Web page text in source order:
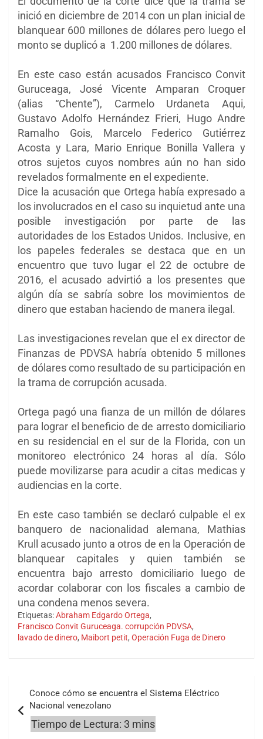
inició en diciembre de 2014 con un plan inicial de
blanquear 600 millones de dólares pero luego el
monto se duplicó a 1.200 millones de dólares.
En este caso están acusados Francisco Convit
Guruceaga, José Vicente Amparan Croquer
(alias “Chente”), Carmelo Urdaneta Aqui,
Gustavo Adolfo Hernández Frieri, Hugo Andre
Ramalho Gois, Marcelo Federico Gutiérrez
Acosta y Lara, Mario Enrique Bonilla Vallera y
otros sujetos cuyos nombres aún no han sido
revelados formalmente en el expediente.
Dice la acusación que Ortega había expresado a
los involucrados en el caso su inquietud ante una
posible investigación por parte de las
autoridades de los Estados Unidos. Inclusive, en
los papeles federales se destaca que en un
encuentro que tuvo lugar el 22 de octubre de
2016, el acusado advirtió a los presentes que
algún día se sabría sobre los movimientos de
dinero que estaban haciendo de manera ilegal.
Las investigaciones revelan que el ex director de
Finanzas de PDVSA habría obtenido 5 millones
de dólares como resultado de su participación en
la trama de corrupción acusada.
Ortega pagó una fianza de un millón de dólares
para lograr el beneficio de de arresto domiciliario
en su residencial en el sur de la Florida, con un
monitoreo electrónico 24 horas al día. Sólo
puede movilizarse para acudir a citas medicas y
audiencias en la corte.
En este caso también se declaró culpable el ex
banquero de nacionalidad alemana, Mathias
Krull acusado junto a otros de en la Operación de
blanquear capitales y quien también se
encuentra bajo arresto domiciliario luego de
acordar colaborar con los fiscales a cambio de
una condena menos severa.
Etiquetas:Abraham Edgardo Ortega,
Francisco Convit Guruceaga. corrupción PDVSA,
lavado de dinero, Maibort petit, Operación Fuga de Dinero
de
entradas
Conoce cómo se encuentra el Sistema Eléctrico
Nacional venezolano